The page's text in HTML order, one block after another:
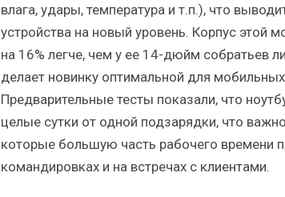
влага, удары, температура и т.п.), что
устройства на новый уровень. Корпус этой
на 16% легче, чем у ее 14-дюйм собратьев
делает новинку оптимальной для
Предварительные тесты показали, что
целые сутки от одной подзарядки, что
которые большую часть рабочего времени
командировках и на встречах с клиентами.